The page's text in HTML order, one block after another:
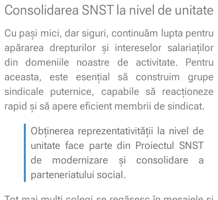
Consolidarea SNST la nivel de unitate
Cu pași mici, dar siguri, continuăm lupta pentru
apărarea drepturilor și intereselor salariaților
din domeniile noastre de activitate. Pentru
aceasta, este esențial să construim grupe
sindicale puternice, capabile să reacționeze
rapid și să apere eficient membrii de sindicat.
Obținerea reprezentativității la nivel de
unitate face parte din Proiectul SNST
de modernizare și consolidare a
parteneriatului social.